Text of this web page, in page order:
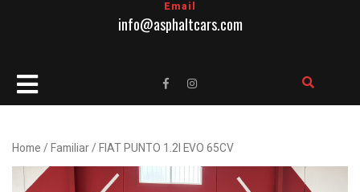
Email
info@asphaltcars.com
Open
Button
Home / Familiar / FIAT PUNTO 1.2I EVO 65CV